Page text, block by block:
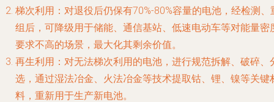
梯次利用 ：对退役后仍保有70%-80%容量的电池，经检测、
组后，可降级用于储能、通信基站、低速电动车等对能量密
要求不高的场景，最大化其剩余价值。
再生利用 ：对无法梯次利用的电池，进行规范拆解、破碎、
选，通过湿法冶金、火法冶金等技术提取钴、锂、镍等关键
料，重新用于生产新电池。